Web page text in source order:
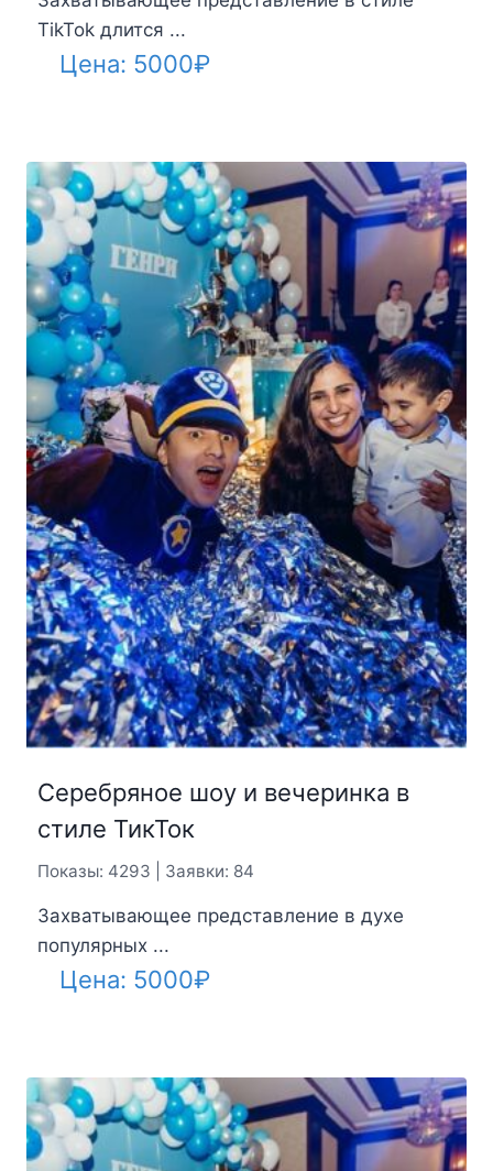
TikTok длится ...
Цена: 5000₽
Серебряное шоу и вечеринка в
стиле ТикТок
Показы: 4293 | Заявки: 84
Захватывающее представление в духе
популярных ...
Цена: 5000₽